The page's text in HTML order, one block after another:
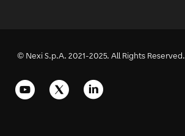
© Nexi S.p.A. 2021-2025. All Rights Reserved.